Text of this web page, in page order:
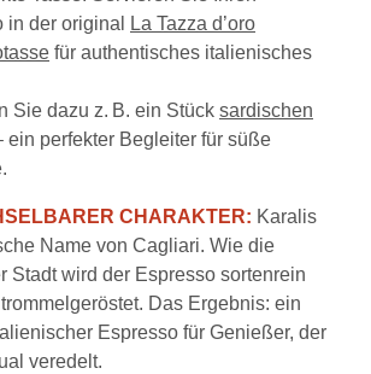
in der original
La Tazza d’oro
für authentisches italienisches
Sie dazu z. B. ein Stück sardischen
ein perfekter Begleiter für süße
CHARAKTER: Karalis
Name von Cagliari. Wie die
Stadt wird der Espresso sortenrein
Das Ergebnis: ein
Espresso für Genießer, der
veredelt.